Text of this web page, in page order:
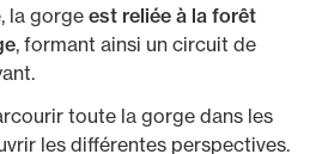
la gorge est reliée à la forêt
, formant ainsi un circuit de
toute la gorge dans les
les différentes perspectives.